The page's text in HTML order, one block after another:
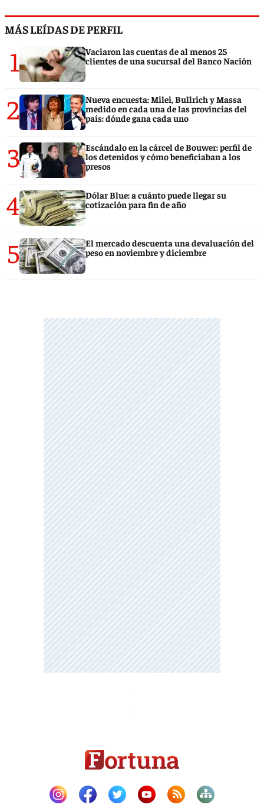
MÁS LEÍDAS DE PERFIL
1
Vaciaron las cuentas de al menos 25
clientes de una sucursal del Banco Nación
2
Nueva encuesta: Milei, Bullrich y Massa
medido en cada una de las provincias del
país: dónde gana cada uno
3
Escándalo en la cárcel de Bouwer: perfil de
los detenidos y cómo beneficiaban a los
presos
4
Dólar Blue: a cuánto puede llegar su
cotización para fin de año
5
El mercado descuenta una devaluación del
peso en noviembre y diciembre